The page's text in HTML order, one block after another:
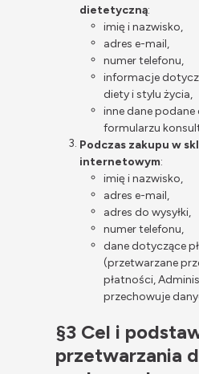
dietetyczną:
imię i nazwisko,
adres e-mail,
numer telefonu,
informacje
diety i stylu życia,
inne dane
formularzu
Podczas zakupu w
internetowym:
imię i nazwisko,
adres e-mail,
adres do wysyłki,
numer telefonu,
dane dotyczące
(przetwarzane
płatności,
przechowuje
§3 Cel i
przetwarzania